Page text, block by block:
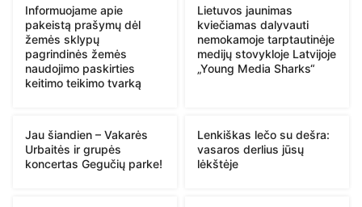
Informuojame apie
pakeistą prašymų dėl
žemės sklypų
pagrindinės žemės
naudojimo paskirties
keitimo teikimo tvarką
Lietuvos jaunimas
kviečiamas dalyvauti
nemokamoje tarptautinėje
medijų stovykloje Latvijoje
„Young Media Sharks“
Jau šiandien – Vakarės
Urbaitės ir grupės
koncertas Gegučių parke!
Lenkiškas lečo su dešra:
vasaros derlius jūsų
lėkštėje